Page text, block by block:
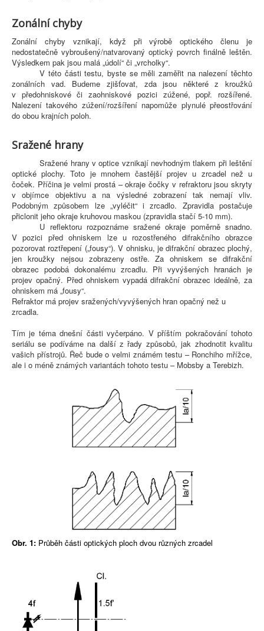
Zonální chyby
Zonální chyby vznikají, když při výrobě optického členu je
nedostatečně vybroušený/natvarovaný optický povrch finálně leštěn.
Výsledkem pak jsou malá „údolí“ či „vrcholky“.
V této části testu, byste se měli zaměřit na nalezení těchto
zonálních vad. Budeme zjišťovat, zda jsou některé z kroužků
v předohniskové či zaohniskové pozici zúžené, popř. rozšířené.
Nalezení takového zúžení/rozšíření napomůže plynulé přeostřování
do obou krajních poloh.
Sražené hrany
Sražené hrany v optice vznikají nevhodným tlakem při leštění
optické plochy. Toto je mnohem častější projev u zrcadel než u
čoček. Příčina je velmi prostá – okraje čočky v refraktoru jsou skryty
v objímce objektivu a na výsledné zobrazení tak nemají vliv.
Podobným způsobem lze „vyléčit“ i zrcadlo. Zpravidla postačuje
přiclonit jeho okraje kruhovou maskou (zpravidla stačí 5-10 mm).
U reflektoru rozpoznáme sražené okraje poměrně snadno.
V pozici před ohniskem lze u rozostřeného difrakčního obrazce
pozorovat roztřepení („fousy“). V ohnisku, je difrakční obrazec plochý,
jen kroužky nejsou zobrazeny ostře. Za ohniskem se difrakční
obrazec podobá dokonalému zrcadlu. Při vyvýšených hranách je
projev opačný. Před ohniskem vypadá difrakční obrazec ideálně, za
ohniskem má „fousy“.
Refraktor má projev sražených/vyvýšených hran opačný než u
zrcadla.
Tím je téma dnešní části vyčerpáno. V příštím pokračování tohoto
seriálu se podíváme na další z řady způsobů, jak zhodnotit kvalitu
vašich přístrojů. Řeč bude o velmi známém testu – Ronchiho mřížce,
ale i o méně známých variantách tohoto testu – Mobsby a Terebizh.
Obr. 1: Průběh části optických ploch dvou různých zrcadel